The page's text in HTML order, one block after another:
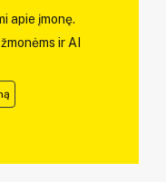
apie įmonę.
ir AI